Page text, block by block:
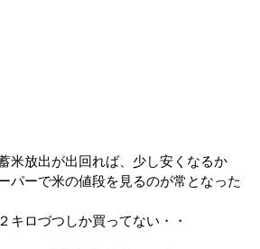
米放出が出回れば、少し安くなるか
ーで米の値段を見るのが常となった
キロづつしか買ってない・・